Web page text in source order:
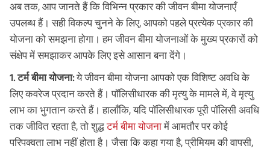
अब तक, आप जानते हैं कि विभिन्न प्रकार की जीवन बीमा योजनाएँ
उपलब्ध हैं। सही विकल्प चुनने के लिए, आपको पहले प्रत्येक प्रकार की
योजना को समझना होगा। हम जीवन बीमा योजनाओं के मुख्य प्रकारों को
संक्षेप में समझाकर आपके लिए इसे आसान बना देंगे।
1. टर्म बीमा योजना:ये जीवन बीमा योजना आपको एक विशिष्ट अवधि के
लिए कवरेज प्रदान करते हैं। पॉलिसीधारक की मृत्यु के मामले में, वे मृत्यु
लाभ का भुगतान करते हैं। हालाँकि, यदि पॉलिसीधारक पूरी पॉलिसी अवधि
तक जीवित रहता है, तो शुद्धटर्म बीमा योजनामें आमतौर पर कोई
परिपक्वता लाभ नहीं होता है। जैसा कि कहा गया है, प्रीमियम की वापसी,